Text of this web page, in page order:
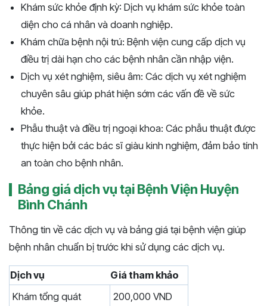
Khám sức khỏe định kỳ: Dịch vụ khám sức khỏe toàn
diện cho cá nhân và doanh nghiệp.
Khám chữa bệnh nội trú: Bệnh viện cung cấp dịch vụ
điều trị dài hạn cho các bệnh nhân cần nhập viện.
Dịch vụ xét nghiệm, siêu âm: Các dịch vụ xét nghiệm
chuyên sâu giúp phát hiện sớm các vấn đề về sức
khỏe.
Phẫu thuật và điều trị ngoại khoa: Các phẫu thuật được
thực hiện bởi các bác sĩ giàu kinh nghiệm, đảm bảo tính
an toàn cho bệnh nhân.
Bảng giá dịch vụ tại Bệnh Viện Huyện
Bình Chánh
Thông tin về các dịch vụ và bảng giá tại bệnh viện giúp
bệnh nhân chuẩn bị trước khi sử dụng các dịch vụ.
Dịch vụ
Giá tham khảo
Khám tổng quát
200,000 VND